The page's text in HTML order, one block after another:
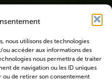
nous utilisons des technologies
accéder aux informations des
nous permettra de traiter
de navigation ou les ID uniques
ou de retirer son consentement